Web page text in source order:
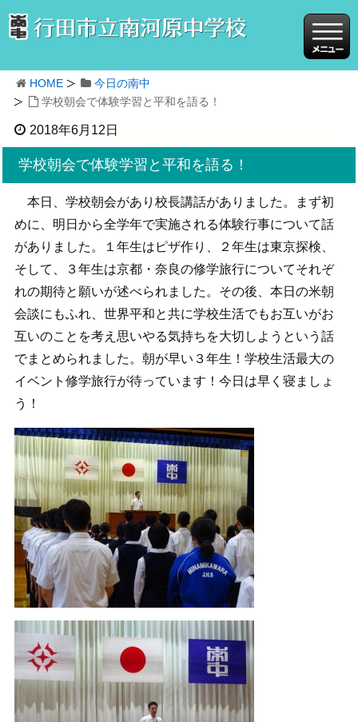
HOME
今日の南中
学校朝会で体験学習と平和を語る！
2018年6月12日
学校朝会で体験学習と平和を語る！
本日、学校朝会があり校長講話がありました。まず初
めに、明日から全学年で実施される体験行事について話
がありました。１年生はピザ作り、２年生は東京探検、
そして、３年生は京都・奈良の修学旅行についてそれぞ
れの期待と願いが述べられました。その後、本日の米朝
会談にもふれ、世界平和と共に学校生活でもお互いがお
互いのことを考え思いやる気持ちを大切しようという話
でまとめられました。朝が早い３年生！学校生活最大の
イベント修学旅行が待っています！今日は早く寝ましょ
う！